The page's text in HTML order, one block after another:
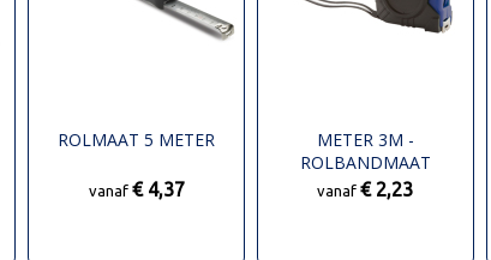
ROLMAAT 5 METER
vanaf € 4,37
METER 3M -
ROLBANDMAAT
vanaf€ 2,23